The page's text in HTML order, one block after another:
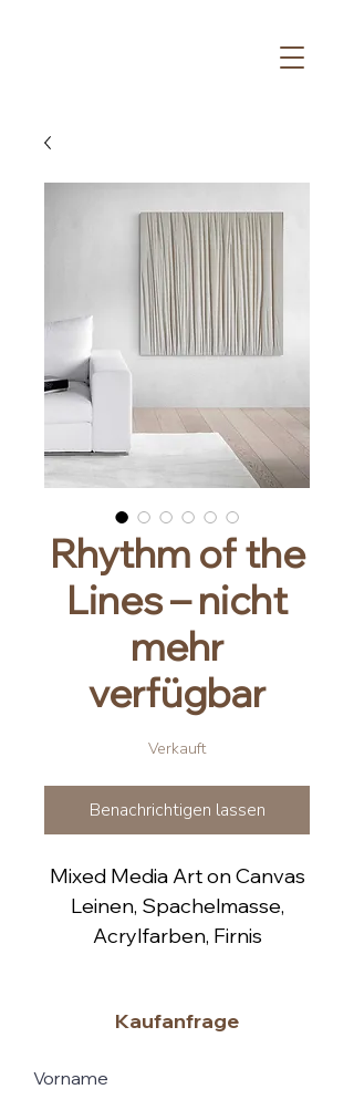
Rhythm of the
Lines – nicht
mehr
verfügbar
Verkauft
Benachrichtigen lassen
Mixed Media Art on Canvas
Leinen, Spachelmasse,
Acrylfarben, Firnis
Ohne Rahmen.
Kaufanfrage
Vorname